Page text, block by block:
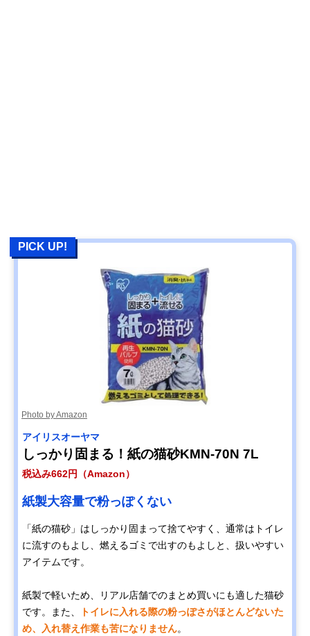
PICK UP!
Photo by Amazon
アイリスオーヤマ
しっかり固まる！紙の猫砂KMN-70N 7L
税込み662円（Amazon）
紙製大容量で粉っぽくない
「紙の猫砂」はしっかり固まって捨てやすく、通常はトイレ
に流すのもよし、燃えるゴミで出すのもよしと、扱いやすい
アイテムです。
紙製で軽いため、リアル店舗でのまとめ買いにも適した猫砂
です。また、
トイレに入れる際の粉っぽさがほとんどないた
め、入れ替え作業も苦になりません。